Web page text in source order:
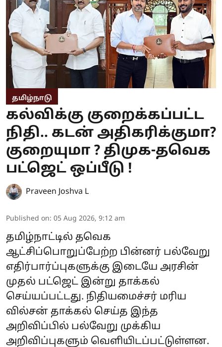
தமிழ்நாடு
கல்விக்கு குறைக்கப்பட்ட
நிதி.. கடன் அதிகரிக்குமா?
குறையுமா ? திமுக-தவெக
பட்ஜெட் ஒப்பீடு !
Praveen Joshva L
Published on: 05 Aug 2026, 9:12 am
தமிழ்நாட்டில் தவெக
ஆட்சிப்பொறுப்பேற்ற பின்னர் பல்வேறு
எதிர்பார்ப்புகளுக்கு இடையே அரசின்
முதல் பட்ஜெட் இன்று தாக்கல்
செய்யப்பட்டது. நிதியமைச்சர் மரிய
வில்சன் தாக்கல் செய்த இந்த
அறிவிப்பில் பல்வேறு முக்கிய
அறிவிப்புகளும் வெளியிடப்பட்டுள்ளன.